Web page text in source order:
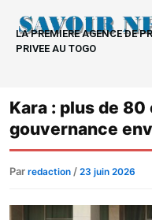
contenu
LA PREMIERE AGENCE DE
PRIVEE AU TOGO
Kara : plus de
gouvernance
Par redaction / 23 juin 2026